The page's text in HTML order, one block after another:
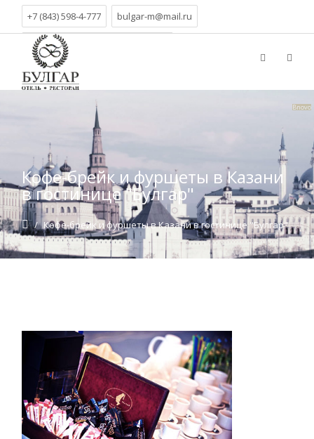
+7 (843) 598-4-777 bulgar-m@mail.ru
г. Казань, ул. Вишневского, д.21
Bnovo
Кофе-брейк и фуршеты в Казани
в гостинице "Булгар"
/ Кофе-брейк и фуршеты в Казани в гостинице "Булгар"